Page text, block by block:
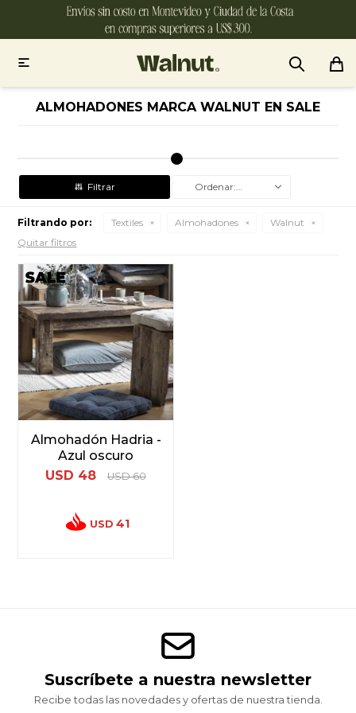

ALMOHADONES MARCA WALNUT EN SALE
Recomendados
Filtrando por: Textiles Almohadones
Walnut
Quitar filtros
Almohadón Hadria -
Azul oscuro
USD 48 USD 60
USD 41
Suscríbete a nuestra newsletter
Recibe todas las novedades y ofertas de nuestra tienda.